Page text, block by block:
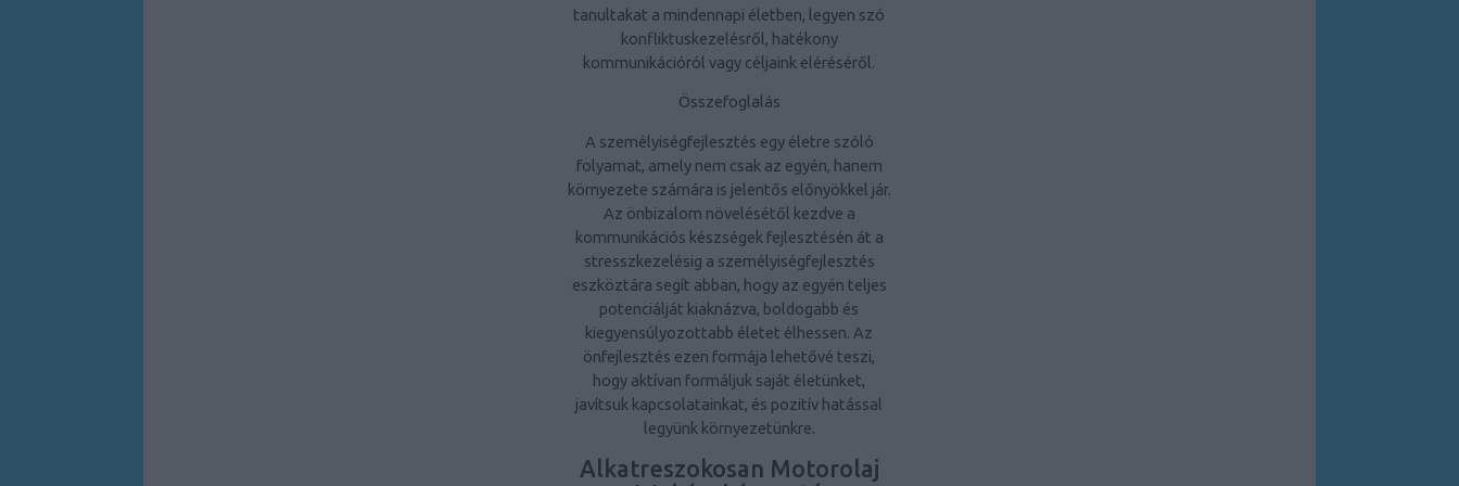
tanultakat a mindennapi életben, legyen szó
konfliktuskezelésről, hatékony
kommunikációról vagy céljaink eléréséről.
Összefoglalás
A személyiségfejlesztés egy életre szóló
folyamat, amely nem csak az egyén, hanem
környezete számára is jelentős előnyökkel jár.
Az önbizalom növelésétől kezdve a
kommunikációs készségek fejlesztésén át a
stresszkezelésig a személyiségfejlesztés
eszköztára segít abban, hogy az egyén teljes
potenciálját kiaknázva, boldogabb és
kiegyensúlyozottabb életet élhessen. Az
önfejlesztés ezen formája lehetővé teszi,
hogy aktívan formáljuk saját életünket,
javítsuk kapcsolatainkat, és pozitív hatással
legyünk környezetünkre.
Alkatreszokosan Motorolaj